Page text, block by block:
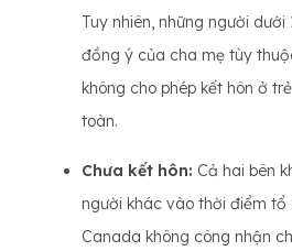
Tuy nhiên, những người
đồng ý của cha mẹ tùy
không cho phép kết hôn ở
toàn.
Chưa kết hôn: Cả hai bên
người khác vào thời điểm tổ
Canada không công nhận